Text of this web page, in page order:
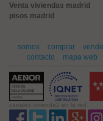
Venta viviendas madrid
pisos madrid
somos comprar
contacto
mapa web
canales vivienda2 en la red